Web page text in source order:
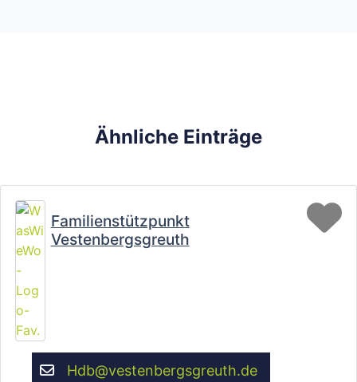
Ähnliche Einträge
Familienstützpunkt
Vestenbergsgreuth
Hdb@vestenbergsgreuth.de